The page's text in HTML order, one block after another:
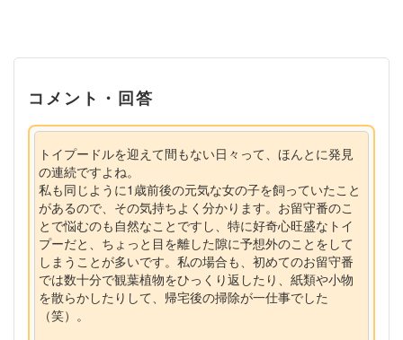
コメント・回答
トイプードルを迎えて間もない日々って、ほんとに発見
の連続ですよね。
私も同じように1歳前後の元気な女の子を飼っていたこと
があるので、その気持ちよく分かります。お留守番のこ
とで悩むのも自然なことですし、特に好奇心旺盛なトイ
プーだと、ちょっと目を離した隙に予想外のことをして
しまうことが多いです。私の場合も、初めてのお留守番
では数十分で観葉植物をひっくり返したり、紙類や小物
を散らかしたりして、帰宅後の掃除が一仕事でした
（笑）。